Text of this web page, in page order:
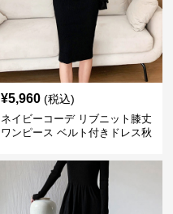
¥5,960 (税込)
ネイビーコーデ リブニット膝丈
ワンピース ベルト付きドレス秋